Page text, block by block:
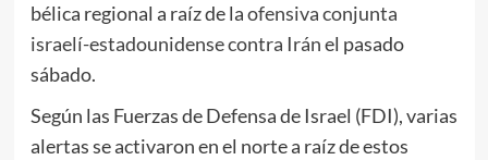
bélica regional a raíz de laofensiva conjunta
israelí-estadounidense contra Iránel pasado
sábado.
Según las Fuerzas de Defensa de Israel (FDI), varias
alertas se activaron en el norte a raíz de estos